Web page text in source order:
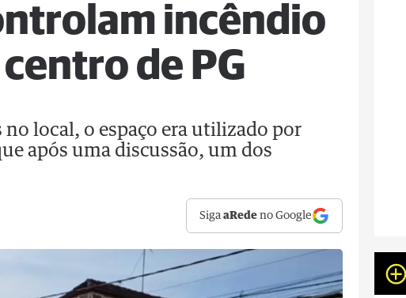
incêndio
de PG
local, o espaço era utilizado por
após uma discussão, um dos
SigaaRede no Google